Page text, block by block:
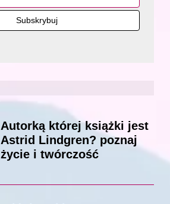
Autorką której książki jest
Astrid Lindgren? poznaj
życie i twórczość